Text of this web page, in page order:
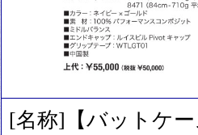
[名称]【バットケー